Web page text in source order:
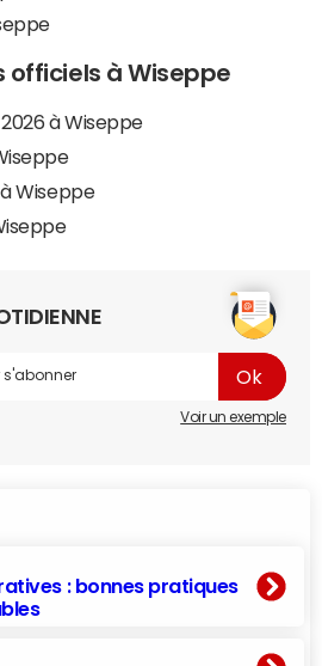
officiels à Wiseppe
à Wiseppe
Wiseppe
Voir un exemple
: bonnes pratiques